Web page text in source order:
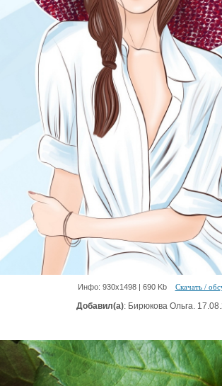
Инфо: 930х1498 | 690 Kb Скачать /
Добавил(а): Бирюкова Ольга.